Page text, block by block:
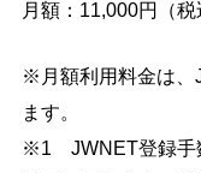
月額：11,000円（税
※⽉額利⽤料⾦は、
ます。
※1 JWNET登録手